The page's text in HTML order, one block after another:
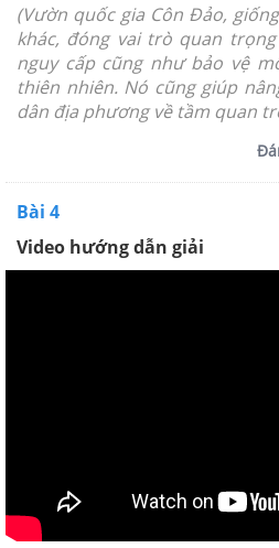
(Vườn quốc gia Côn Đảo,
khác, đóng vai trò quan
nguy cấp cũng như bảo vệ
thiên nhiên. Nó cũng giúp
dân địa phương về tầm quan
Bài 4
Video hướng dẫn giải